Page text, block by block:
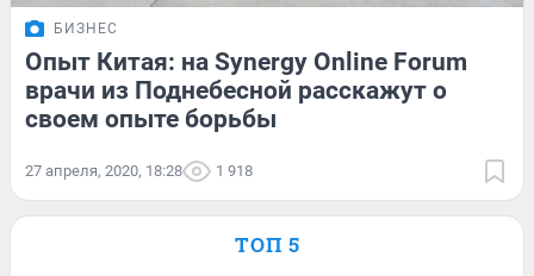
БИЗНЕС
Опыт Китая: на Synergy Online Forum
врачи из Поднебесной расскажут о
своем опыте борьбы
27 апреля, 2020, 18:28 1 918
ТОП 5